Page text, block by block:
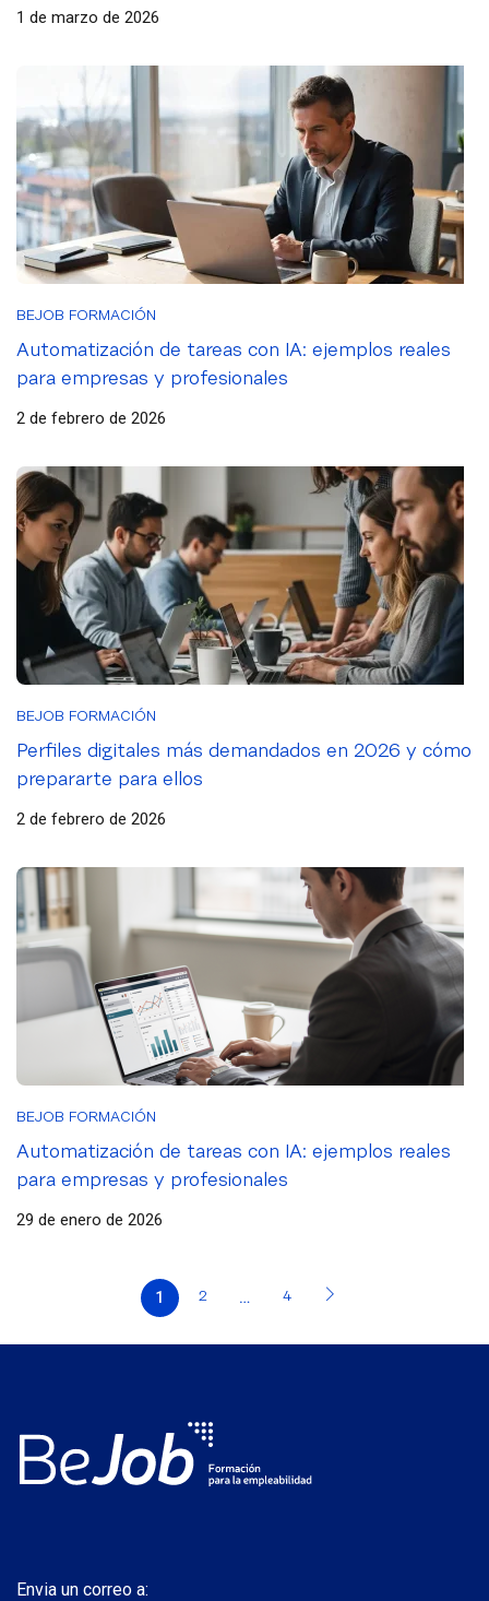
1 de marzo de 2026
BEJOB FORMACIÓN
Automatización de tareas con IA: ejemplos reales
para empresas y profesionales
2 de febrero de 2026
BEJOB FORMACIÓN
Perfiles digitales más demandados en 2026 y cómo
prepararte para ellos
2 de febrero de 2026
BEJOB FORMACIÓN
Automatización de tareas con IA: ejemplos reales
para empresas y profesionales
29 de enero de 2026
1 2 … 4
Envia un correo a: